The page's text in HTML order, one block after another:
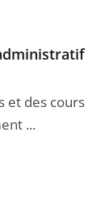
et des cours
...